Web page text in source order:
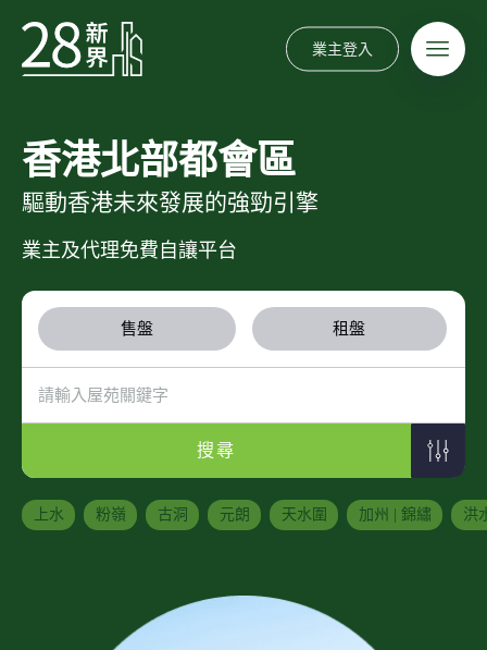
業主登入
香港北部都會區
驅動香港未來發展的強勁引擎
業主及代理免費自讓平台
售盤 租盤
搜尋
上水 粉嶺 古洞 元朗 天水圍 加州 | 錦繡 洪